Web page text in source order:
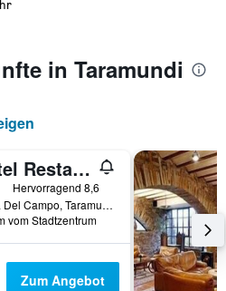
in Taramundi
Hotel Restaurante Casa Petronila
Hervorragend 8,6
Plaza Del Campo, Taramundi, Provinz Asturien, Spanien
vom Stadtzentrum
Zum Angebot